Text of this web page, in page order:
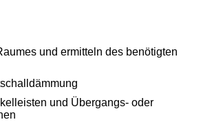
und ermitteln des benötigten
und Übergangs- oder